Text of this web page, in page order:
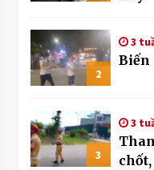
2
3
Biến
3
3